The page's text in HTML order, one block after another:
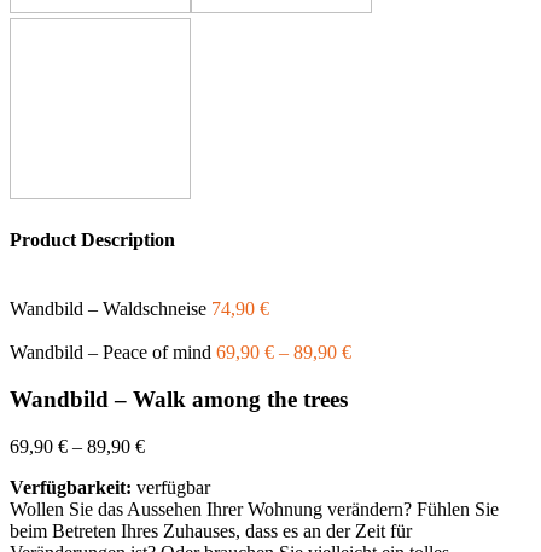
Product Description
Wandbild – Waldschneise 74,90 €
Wandbild – Peace of mind 69,90 € – 89,90 €
Wandbild – Walk among the trees
69,90 € – 89,90 €
Verfügbarkeit: verfügbar
Wollen Sie das Aussehen Ihrer Wohnung verändern? Fühlen Sie
beim Betreten Ihres Zuhauses, dass es an der Zeit für